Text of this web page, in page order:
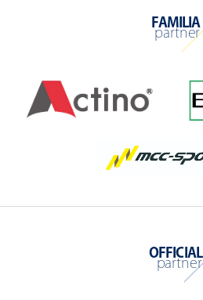
FAMILIA
partner
OFFICIAL
partner